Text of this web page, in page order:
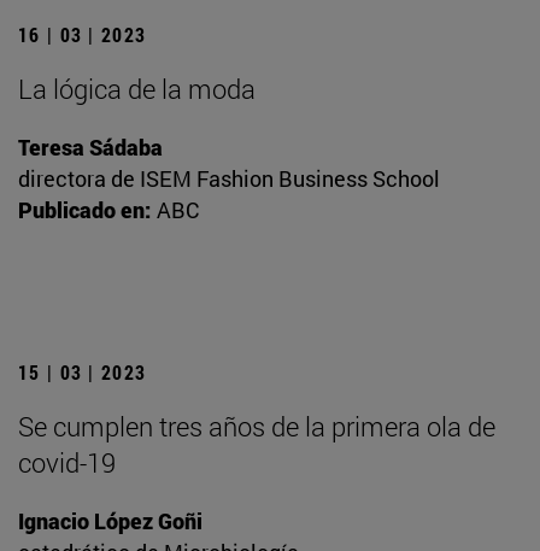
16 | 03 | 2023
La lógica de la moda
Teresa Sádaba
directora de ISEM Fashion Business School
Publicado en: ABC
15 | 03 | 2023
Se cumplen tres años de la primera ola de
covid-19
Ignacio López Goñi